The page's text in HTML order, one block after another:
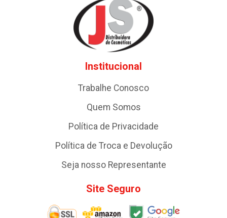
Institucional
Trabalhe Conosco
Quem Somos
Política de Privacidade
Política de Troca e Devolução
Seja nosso Representante
Site Seguro